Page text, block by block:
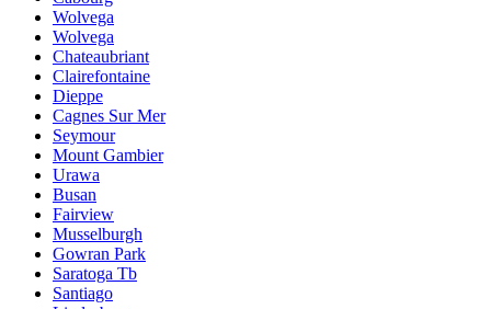
Wolvega
Wolvega
Chateaubriant
Clairefontaine
Dieppe
Cagnes Sur Mer
Seymour
Mount Gambier
Urawa
Busan
Fairview
Musselburgh
Gowran Park
Saratoga Tb
Santiago